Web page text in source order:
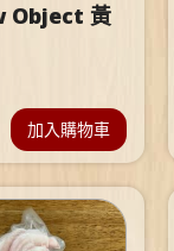
Object 黃
加入購物車